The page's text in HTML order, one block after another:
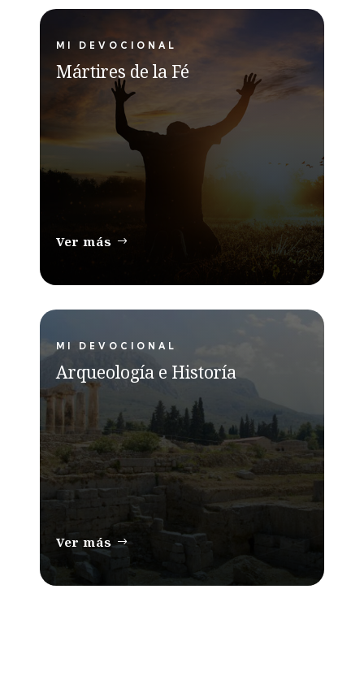
MI DEVOCIONAL
Mártires de la Fé
Ver más
MI DEVOCIONAL
Arqueología e Historía
Ver más